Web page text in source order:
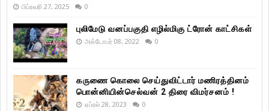
பிப்ரவரி 27, 2025 0
புலிமேடு வனப்பகுதி எழில்மிகு ட்ரோன் காட்சிகள்
அக்டோபர் 08, 2022 0
கருணை கொலை செய்துவிட்டார் மணிரத்தினம்
பொன்னியின்செல்வன் 2 திரை விமர்சனம் !
ஏப்ரல் 28, 2023 0